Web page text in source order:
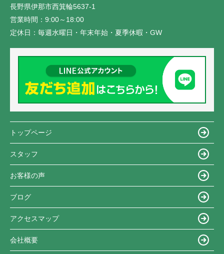
長野県伊那市西箕輪5637-1
営業時間： 9:00～18:00
定休日： 毎週水曜日・年末年始・夏季休暇・GW
トップページ
スタッフ
お客様の声
ブログ
アクセスマップ
会社概要